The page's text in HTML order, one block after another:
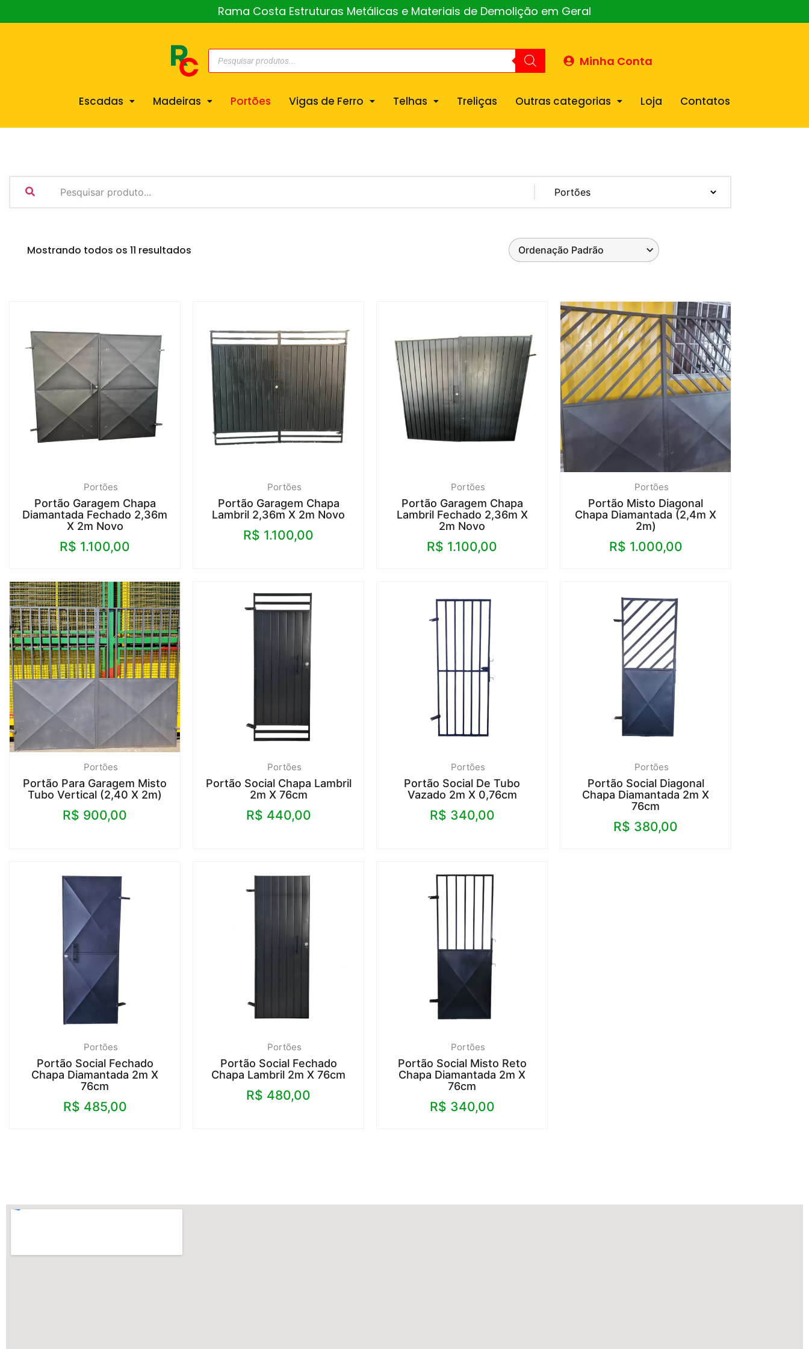
Rama Costa Estruturas Metálicas e Materiais de Demolição em Geral
Minha Conta
Escadas Madeiras Portões Vigas de Ferro Telhas Treliças Outras categorias Loja Contatos
Mostrando todos os 11 resultados
Portões
Portão Garagem Chapa
Diamantada Fechado 2,36m
X 2m Novo
R$ 1.100,00
Portões
Portão Garagem Chapa
Lambril 2,36m X 2m Novo
R$ 1.100,00
Portões
Portão Garagem Chapa
Lambril Fechado 2,36m X
2m Novo
R$ 1.100,00
Portões
Portão Misto Diagonal
Chapa Diamantada (2,4m X
2m)
R$ 1.000,00
Portões
Portão Para Garagem Misto
Tubo Vertical (2,40 X 2m)
R$ 900,00
Portões
Portão Social Chapa Lambril
2m X 76cm
R$ 440,00
Portões
Portão Social De Tubo
Vazado 2m X 0,76cm
R$ 340,00
Portões
Portão Social Diagonal
Chapa Diamantada 2m X
76cm
R$ 380,00
Portões
Portão Social Fechado
Chapa Diamantada 2m X
76cm
R$ 485,00
Portões
Portão Social Fechado
Chapa Lambril 2m X 76cm
R$ 480,00
Portões
Portão Social Misto Reto
Chapa Diamantada 2m X
76cm
R$ 340,00